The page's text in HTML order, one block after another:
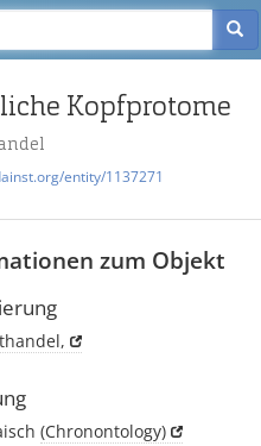
Kopfprotome
entity/1137271
zum Objekt
(Chronontology)